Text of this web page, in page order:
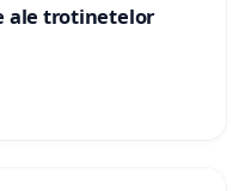
ale trotinetelor